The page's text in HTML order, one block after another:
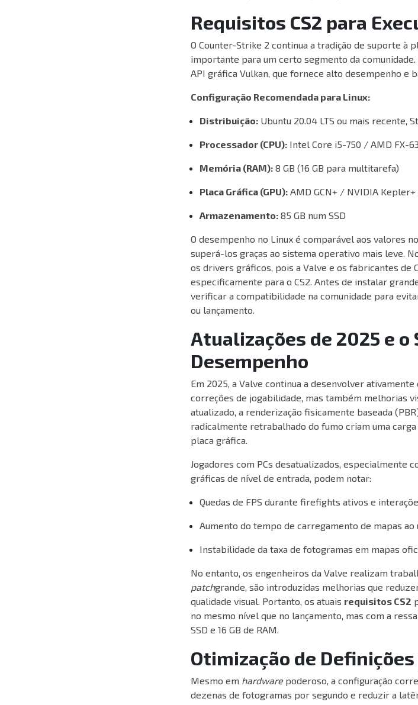
Requisitos CS2 para
O Counter-Strike 2 continua a tradição de suporte à
importante para um certo segmento da
API gráfica Vulkan, que fornece alto desempenho e
Configuração Recomendada para Linux:
Distribuição: Ubuntu 20.04 LTS ou mais recente,
Processador (CPU): Intel Core i5-750 / AMD FX-
Memória (RAM): 8 GB (16 GB para multitarefa)
Placa Gráfica (GPU): AMD GCN+ / NVIDIA
Armazenamento: 85 GB num SSD
O desempenho no Linux é comparável aos valores
superá-los graças ao sistema operativo mais leve.
os drivers gráficos, pois a Valve e os fabricantes de
especificamente para o CS2. Antes de instalar
verificar a compatibilidade na comunidade para
ou lançamento.
Atualizações de 2025 e o
Desempenho
Em 2025, a Valve continua a desenvolver
correções de jogabilidade, mas também melhorias
atualizado, a renderização fisicamente baseada
radicalmente retrabalhado do fumo criam uma
placa gráfica.
Jogadores com PCs desatualizados, especialmente
gráficas de nível de entrada, podem notar:
Quedas de FPS durante firefights ativos e
Aumento do tempo de carregamento de mapas ao
Instabilidade da taxa de fotogramas em mapas
No entanto, os engenheiros da Valve realizam
patchgrande, são introduzidas melhorias que
qualidade visual. Portanto, os atuais requisitos CS2
no mesmo nível que no lançamento, mas com a
SSD e 16 GB de RAM.
Otimização de
Mesmo em hardwarepoderoso, a configuração
dezenas de fotogramas por segundo e reduzir a